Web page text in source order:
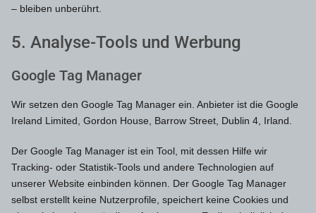
– bleiben unberührt.
5. Analyse-Tools und Werbung
Google Tag Manager
Wir setzen den Google Tag Manager ein. Anbieter ist die Google
Ireland Limited, Gordon House, Barrow Street, Dublin 4, Irland.
Der Google Tag Manager ist ein Tool, mit dessen Hilfe wir
Tracking- oder Statistik-Tools und andere Technologien auf
unserer Website einbinden können. Der Google Tag Manager
selbst erstellt keine Nutzerprofile, speichert keine Cookies und